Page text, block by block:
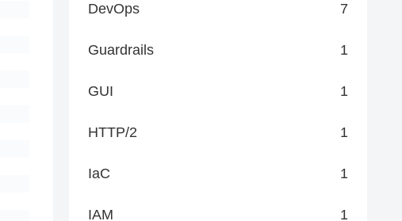
DevOps 7
Guardrails 1
GUI 1
HTTP/2 1
IaC 1
IAM 1